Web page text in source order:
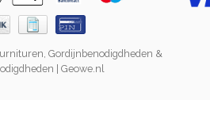
Gordijnbenodigdheden &
| Geowe.nl